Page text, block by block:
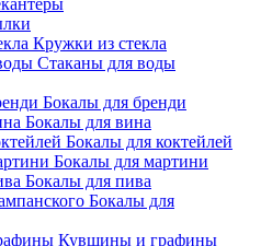
Кружки из стекла
Стаканы для воды
Бокалы для бренди
Бокалы для вина
Бокалы для коктейлей
Бокалы для мартини
Бокалы для пива
Бокалы для
Кувшины и графины